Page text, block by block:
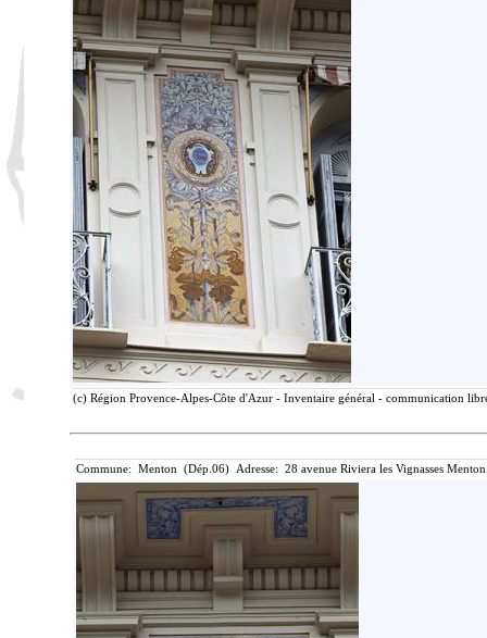
(c) Région Provence-Alpes-Côte d'Azur - Inventaire général - communication
Commune: Menton (Dép.06) Adresse: 28 avenue Riviera les Vignasses